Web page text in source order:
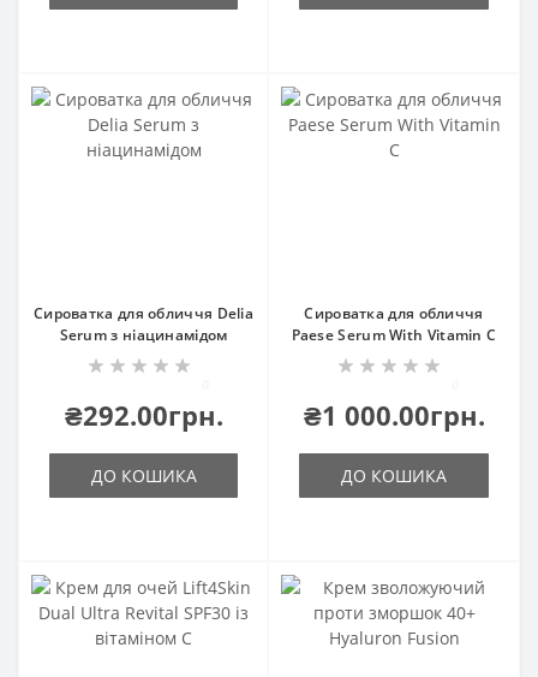
Сироватка для обличчя Delia
Serum з ніацинамідом
₴292.00грн.
ДО КОШИКА
Сироватка для обличчя
Paese Serum With Vitamin C
₴1 000.00грн.
ДО КОШИКА